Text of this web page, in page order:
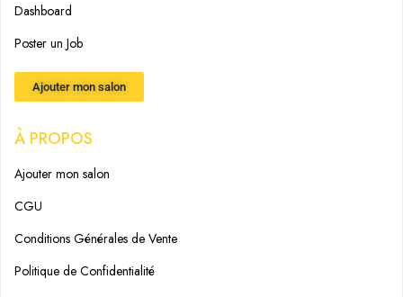
Dashboard
Poster un Job
Ajouter mon salon
À PROPOS
Ajouter mon salon
CGU
Conditions Générales de Vente
Politique de Confidentialité